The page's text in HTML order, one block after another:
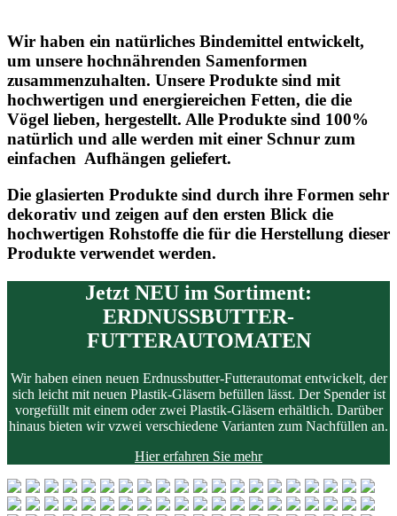
Wir haben ein natürliches Bindemittel entwickelt,
um unsere hochnährenden Samenformen
zusammenzuhalten. Unsere Produkte sind mit
hochwertigen und energiereichen Fetten, die die
Vögel lieben, hergestellt. Alle Produkte sind 100%
natürlich und alle werden mit einer Schnur zum
einfachen Aufhängen geliefert.
Die glasierten Produkte sind durch ihre Formen sehr
dekorativ und zeigen auf den ersten Blick die
hochwertigen Rohstoffe die für die Herstellung dieser
Produkte verwendet werden.
Jetzt NEU im Sortiment:
ERDNUSSBUTTER-
FUTTERAUTOMATEN
Wir haben einen neuen Erdnussbutter-Futterautomat entwickelt, der
sich leicht mit neuen Plastik-Gläsern befüllen lässt. Der Spender ist
vorgefüllt mit einem oder zwei Plastik-Gläsern erhältlich. Darüber
hinaus bieten wir vzwei verschiedene Varianten zum Nachfüllen an.
Hier erfahren Sie mehr